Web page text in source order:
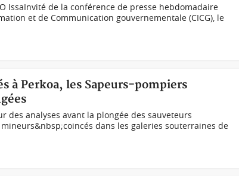
IssaInvité de la conférence de presse hebdomadaire
et de Communication gouvernementale (CICG), le
à Perkoa, les Sapeurs-pompiers
des analyses avant la plongée des sauveteurs
dans les galeries souterraines de